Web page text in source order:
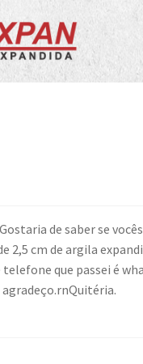
de saber se
2,5 cm de argila
telefone que passei é